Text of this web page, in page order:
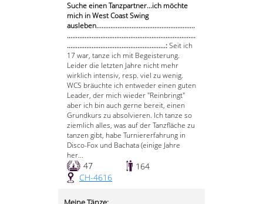
Suche einen Tanzpartner...ich möchte
mich in West Coast Swing
ausleben........................................................
.........................................................................
........................................................:Seit ich
17 war, tanze ich mit Begeisterung.
Leider die letzten Jahre nicht mehr
wirklich intensiv, resp. viel zu wenig.
WCS bräuchte ich entweder einen guten
Leader, der mich wieder "Reinbringt"
aber ich bin auch gerne bereit, einen
Grundkurs zu absolvieren. Ich tanze so
ziemlich alles, was auf der Tanzfläche zu
tanzen gibt, habe Turniererfahrung in
Disco-Fox und Bachata (einige Jahre
her...
47
164
CH-4616